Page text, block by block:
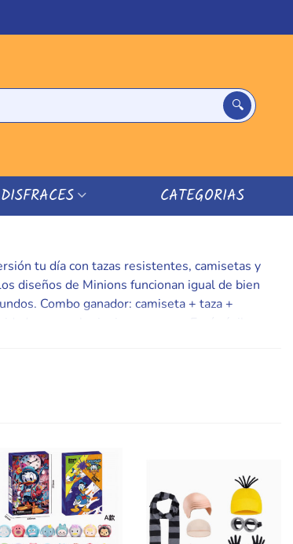
DISFRACES CATEGORIAS
tu día con tazas resistentes, camisetas y
diseños de Minions funcionan igual de bien
Combo ganador: camiseta + taza +
para elegir sin sorpresas. Envío ágil y